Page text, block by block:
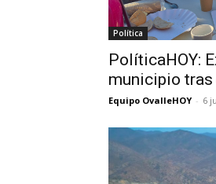
Política
PolíticaHOY:
municipio
Equipo OvalleHOY - 6